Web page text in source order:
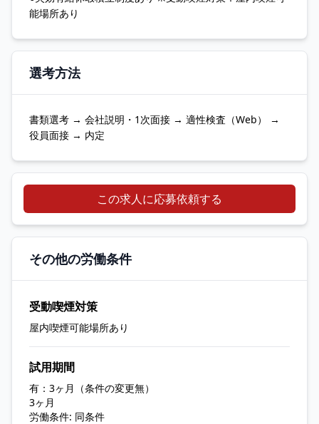
能場所あり
選考方法
書類選考 → 会社説明・1次面接 → 適性検査（Web） →
役員面接 → 内定
この求人に応募依頼する
その他の労働条件
受動喫煙対策
屋内喫煙可能場所あり
試用期間
有：3ヶ月（条件の変更無）
3ヶ月
労働条件: 同条件